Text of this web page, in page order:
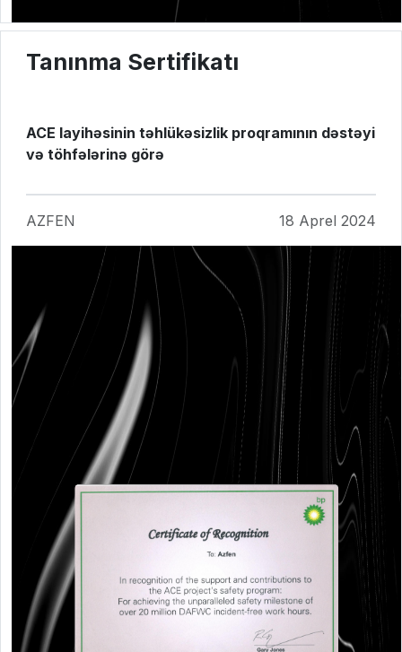
Tanınma Sertifikatı
ACE layihəsinin təhlükəsizlik proqramının dəstəyi
və töhfələrinə görə
AZFEN 18 Aprel 2024